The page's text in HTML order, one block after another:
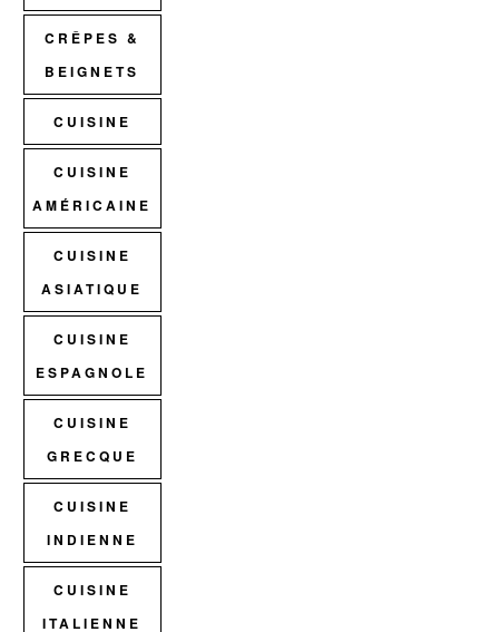
CRÊPES &
BEIGNETS
CUISINE
CUISINE
AMÉRICAINE
CUISINE
ASIATIQUE
CUISINE
ESPAGNOLE
CUISINE
GRECQUE
CUISINE
INDIENNE
CUISINE
ITALIENNE